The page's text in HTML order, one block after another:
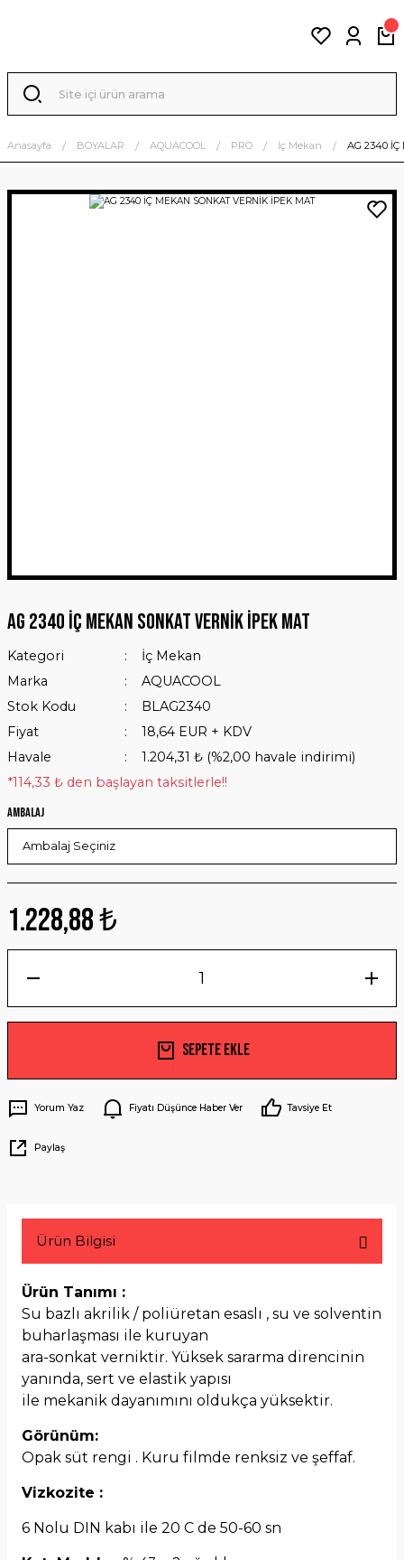
Anasayfa BOYALAR AQUACOOL PRO İç Mekan AG 2340
AG 2340 İÇ MEKAN SONKAT VERNİK İPEK MAT
Kategori
İç Mekan
Marka
AQUACOOL
Stok Kodu
BLAG2340
Fiyat
18,64 EUR + KDV
Havale
1.204,31 ₺ (%2,00 havale indirimi)
*114,33 ₺ den başlayan taksitlerle!!
Ambalaj
1.228,88 ₺
Sepete Ekle
Yorum Yaz Fiyatı Düşünce Haber Ver Tavsiye Et
Paylaş
Ürün Bilgisi
Ürün Tanımı :
Su bazlı akrilik / poliüretan esaslı , su ve solventin
buharlaşması ile kuruyan
ara-sonkat verniktir. Yüksek sararma direncinin
yanında, sert ve elastik yapısı
ile mekanik dayanımını oldukça yüksektir.
Görünüm:
Opak süt rengi . Kuru filmde renksiz ve şeffaf.
Vizkozite :
6 Nolu DIN kabı ile 20 C de 50-60 sn